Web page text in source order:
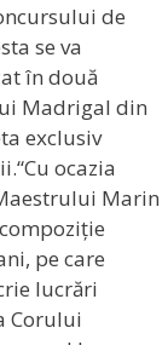
de
se va
în două
Madrigal din
exclusiv
ocazia
Marin
pe care
lucrări
Corului